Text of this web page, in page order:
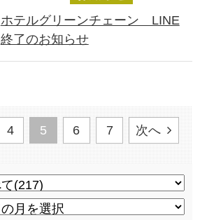
ホテルグリーンチェーン LINE
終了のお知らせ
4 5 6 7 次へ